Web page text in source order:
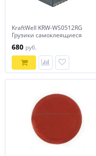
KraftWell KRW-WS0512RG
Грузики самоклеящиеся
закругленные
680 руб.